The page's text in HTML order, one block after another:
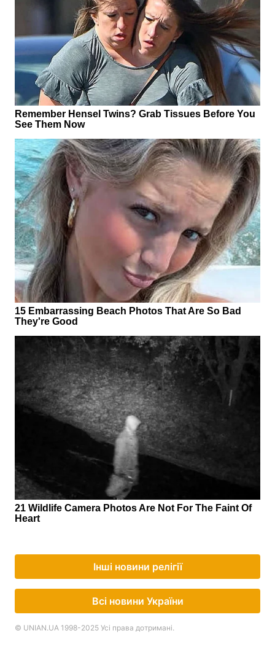
Інші новини релігії
Всі новини України
© UNIAN.UA 1998-2025 Усі права дотримані.